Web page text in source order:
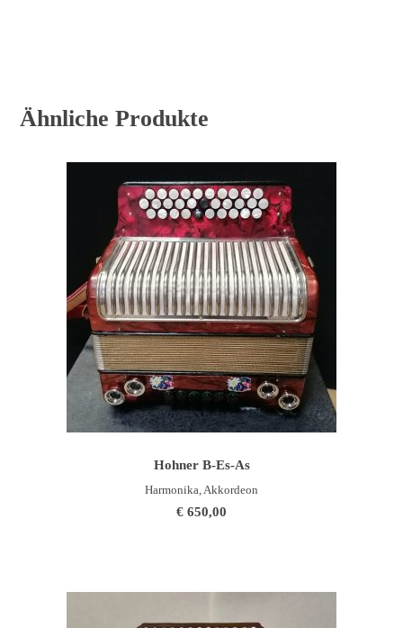
Ähnliche Produkte
Hohner B-Es-As
Harmonika, Akkordeon
€ 650,00